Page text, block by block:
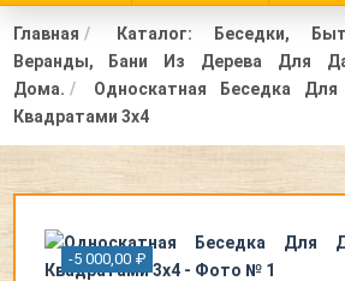
Главная
Каталог: Беседки,
Веранды, Бани Из Дерева Для
Дома.
Односкатная Беседка
Квадратами 3х4
-5 000,00 ₽